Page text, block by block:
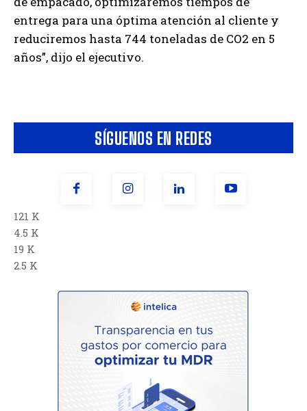
SÍGUENOS EN REDES
121 K
4.5 K
19 K
2.5 K
entrega para una óptima atención al cliente y
reduciremos hasta 744 toneladas de CO2 en 5
años”, dijo el ejecutivo.